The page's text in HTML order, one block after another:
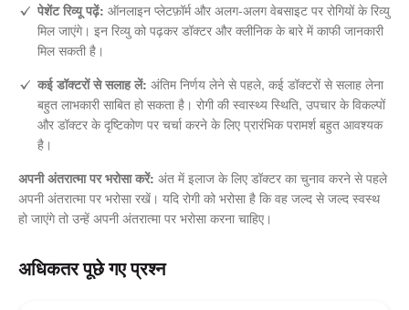
पेशेंट रिव्यू पढ़ें: ऑनलाइन प्लेटफ़ॉर्म और अलग-अलग वेबसाइट पर रोगियों के रिव्यु
मिल जाएंगे। इन रिव्यु को पढ़कर डॉक्टर और क्लीनिक के बारे में काफी जानकारी
मिल सकती है।
कई डॉक्टरों से सलाह लें: अंतिम निर्णय लेने से पहले, कई डॉक्टरों से सलाह लेना
बहुत लाभकारी साबित हो सकता है। रोगी की स्वास्थ्य स्थिति, उपचार के विकल्पों
और डॉक्टर के दृष्टिकोण पर चर्चा करने के लिए प्रारंभिक परामर्श बहुत आवश्यक
है।
अपनी अंतरात्मा पर भरोसा करें: अंत में इलाज के लिए डॉक्टर का चुनाव करने से पहले
अपनी अंतरात्मा पर भरोसा रखें। यदि रोगी को भरोसा है कि वह जल्द से जल्द स्वस्थ
हो जाएंगे तो उन्हें अपनी अंतरात्मा पर भरोसा करना चाहिए।
अधिकतर पूछे गए प्रश्न